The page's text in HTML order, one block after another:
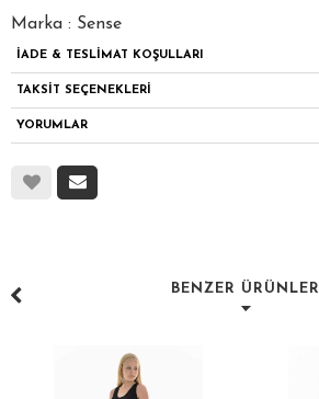
Marka : Sense
İADE & TESLİMAT KOŞULLARI
TAKSİT SEÇENEKLERİ
YORUMLAR
BENZER ÜRÜNLER